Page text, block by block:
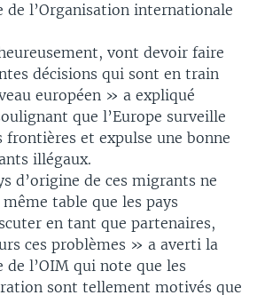
l’Organisation internationale
vont devoir faire
décisions qui sont en train
européen » a expliqué
que l’Europe surveille
frontières et expulse une bonne
illégaux.
d’origine de ces migrants ne
même table que les pays
en tant que partenaires,
ces problèmes » a averti la
l’OIM qui note que les
sont tellement motivés que